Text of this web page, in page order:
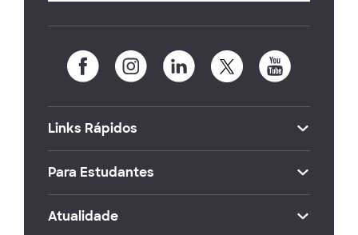
Links Rápidos
Para Estudantes
Atualidade